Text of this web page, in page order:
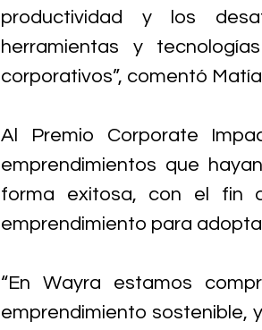
productividad y los
herramientas y
corporativos”, comentó
Al Premio Corporate
emprendimientos que
forma exitosa, con el fin
emprendimiento para
“En Wayra estamos
emprendimiento sostenible,